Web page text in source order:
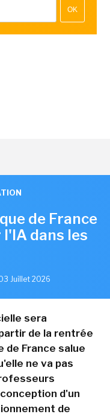
OK
de France
dans les
Juillet 2026
sera
de la rentrée
de France salue
ne va pas
d'un
de